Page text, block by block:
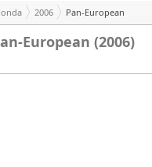
2006 Pan-European
European (2006)